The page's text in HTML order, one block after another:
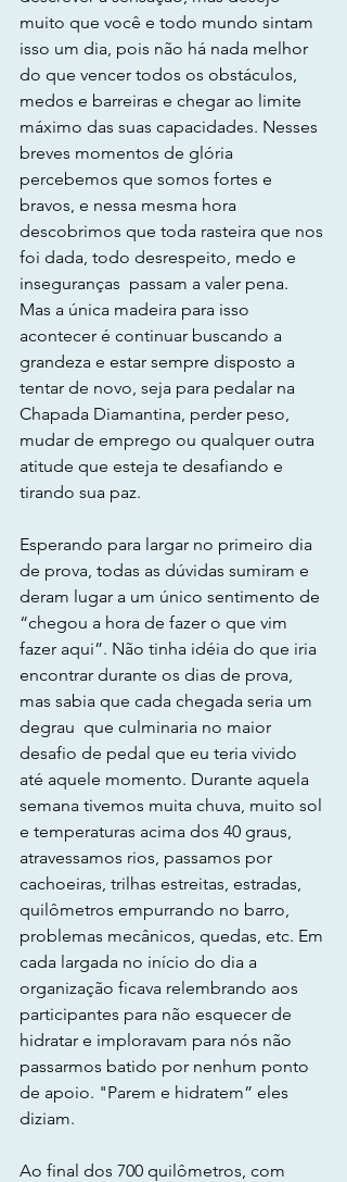
muito que você e todo mundo sintam
isso um dia, pois não há nada melhor
do que vencer todos os obstáculos,
medos e barreiras e chegar ao limite
máximo das suas capacidades. Nesses
breves momentos de glória
percebemos que somos fortes e
bravos, e nessa mesma hora
descobrimos que toda rasteira que nos
foi dada, todo desrespeito, medo e
inseguranças  passam a valer pena.
Mas a única madeira para isso
acontecer é continuar buscando a
grandeza e estar sempre disposto a
tentar de novo, seja para pedalar na
Chapada Diamantina, perder peso,
mudar de emprego ou qualquer outra
atitude que esteja te desafiando e
tirando sua paz.
Esperando para largar no primeiro dia
de prova, todas as dúvidas sumiram e
deram lugar a um único sentimento de
“chegou a hora de fazer o que vim
fazer aqui”. Não tinha idéia do que iria
encontrar durante os dias de prova,
mas sabia que cada chegada seria um
degrau  que culminaria no maior
desafio de pedal que eu teria vivido
até aquele momento. Durante aquela
semana tivemos muita chuva, muito sol
e temperaturas acima dos 40 graus,
atravessamos rios, passamos por
cachoeiras, trilhas estreitas, estradas,
quilômetros empurrando no barro,
problemas mecânicos, quedas, etc. Em
cada largada no início do dia a
organização ficava relembrando aos
participantes para não esquecer de
hidratar e imploravam para nós não
passarmos batido por nenhum ponto
de apoio. "Parem e hidratem” eles
diziam.
Ao final dos 700 quilômetros, com